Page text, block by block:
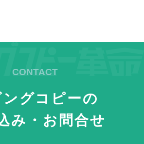
ングコピーの
み・お問合せ